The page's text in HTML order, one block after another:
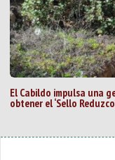
El Cabildo impulsa una
obtener el ‘Sello